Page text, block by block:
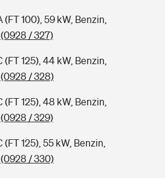
(FT 100), 59 kW, Benzin,
(0928 / 327)
(FT 125), 44 kW, Benzin,
(0928 / 328)
(FT 125), 48 kW, Benzin,
(0928 / 329)
(FT 125), 55 kW, Benzin,
(0928 / 330)